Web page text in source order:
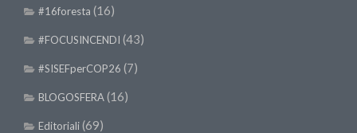
#16foresta (16)
#FOCUSINCENDI (43)
#SISEFperCOP26 (7)
BLOGOSFERA(16)
Editoriali(69)